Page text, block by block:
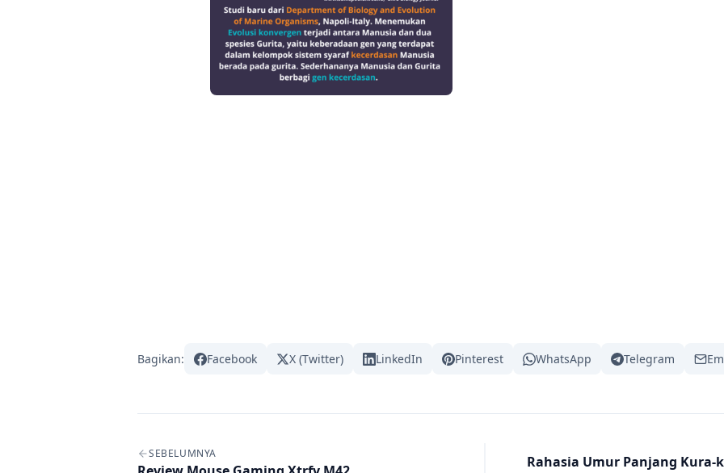
Bagikan: Facebook X (Twitter) LinkedIn Pinterest WhatsApp Telegram
SEBELUMNYA Rahasia Umur Panjang Kura-